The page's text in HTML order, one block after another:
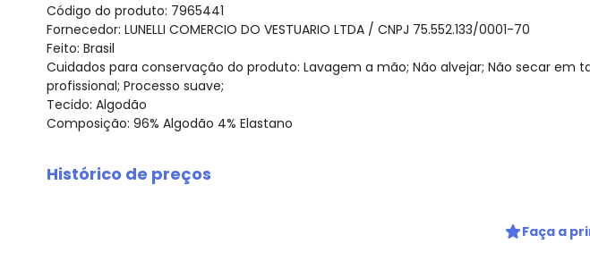
Código do produto: 7965441
Fornecedor: LUNELLI COMERCIO DO VESTUARIO LTDA / CNPJ 75.552.133/0001-70
Feito: Brasil
Cuidados para conservação do produto: Lavagem a mão; Não alvejar; Não secar
profissional; Processo suave;
Tecido: Algodão
Composição: 96% Algodão 4% Elastano
Histórico de preços
Faça a